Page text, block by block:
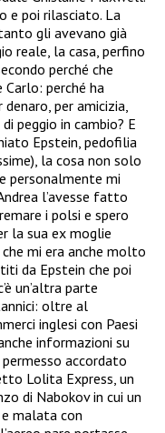
e poi rilasciato. La
gli avevano già
reale, la casa, perfino
perché che
perché ha
per amicizia,
peggio in cambio? E
Epstein, pedofilia
la cosa non solo
personalmente mi
l’avesse fatto
i polsi e spero
la sua ex moglie
mi era anche molto
da Epstein che poi
un’altra parte
oltre al
inglesi con Paesi
informazioni su
accordato
Lolita Express, un
di Nabokov in cui un
malata con